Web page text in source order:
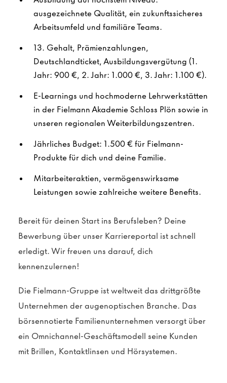
ausgezeichnete Qualität, ein zukunftssicheres
Arbeitsumfeld und familiäre Teams.
13. Gehalt, Prämienzahlungen,
Deutschlandticket, Ausbildungsvergütung (1.
Jahr: 900 €, 2. Jahr: 1.000 €, 3. Jahr: 1.100 €).
E-Learnings und hochmoderne Lehrwerkstätten
in der Fielmann Akademie Schloss Plön sowie in
unseren regionalen Weiterbildungszentren.
Jährliches Budget: 1.500 € für Fielmann-
Produkte für dich und deine Familie.
Mitarbeiteraktien, vermögenswirksame
Leistungen sowie zahlreiche weitere Benefits.
Bereit für deinen Start ins Berufsleben? Deine
Bewerbung über unser Karriereportal ist schnell
erledigt. Wir freuen uns darauf, dich
kennenzulernen!
Die Fielmann-Gruppe ist weltweit das drittgrößte
Unternehmen der augenoptischen Branche. Das
börsennotierte Familienunternehmen versorgt über
ein Omnichannel-Geschäftsmodell seine Kunden
mit Brillen, Kontaktlinsen und Hörsystemen.